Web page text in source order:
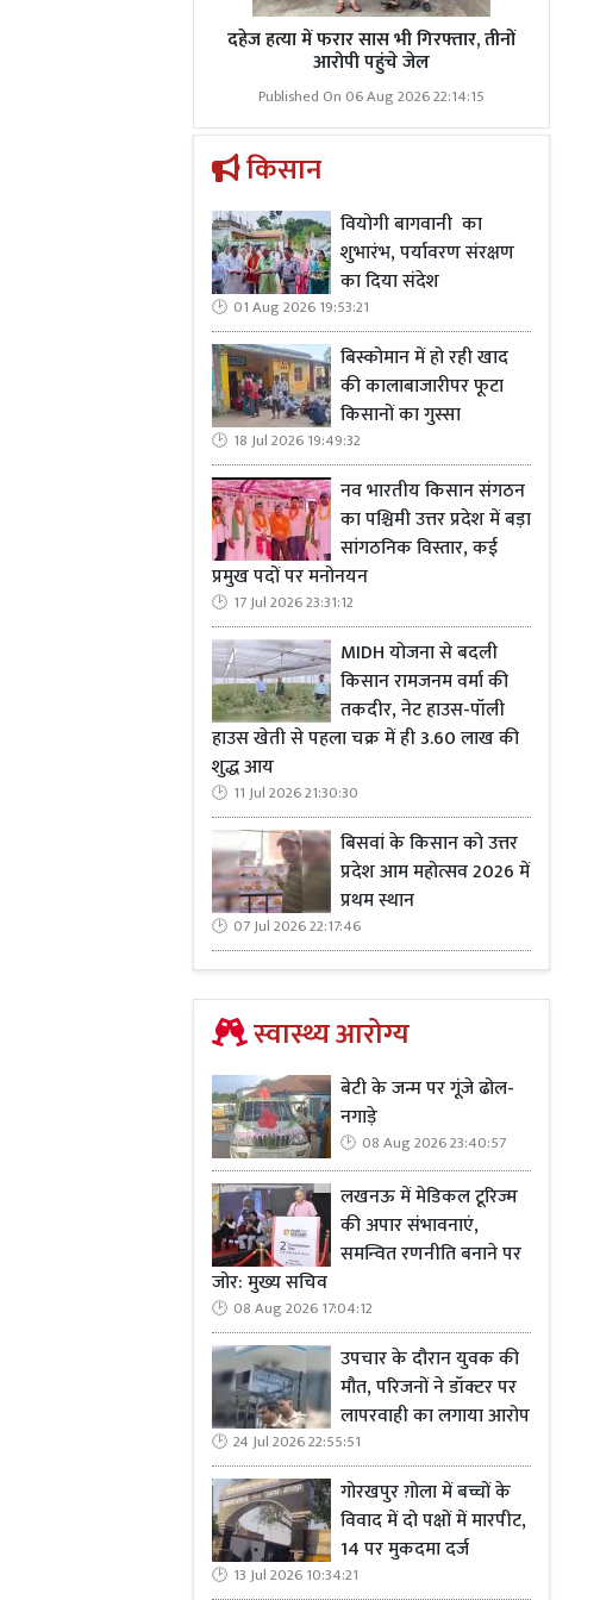
दहेज हत्या में फरार सास भी गिरफ्तार, तीनों
आरोपी पहुंचे जेल
Published On 06 Aug 2026 22:14:15
किसान
वियोगी बागवानी का
शुभारंभ, पर्यावरण संरक्षण
का दिया संदेश
01 Aug 2026 19:53:21
बिस्कोमान में हो रही खाद
की कालाबाजारीपर फूटा
किसानों का गुस्सा
18 Jul 2026 19:49:32
नव भारतीय किसान संगठन
का पश्चिमी उत्तर प्रदेश में बड़ा
सांगठनिक विस्तार, कई
प्रमुख पदों पर मनोनयन
17 Jul 2026 23:31:12
MIDH योजना से बदली
किसान रामजनम वर्मा की
तकदीर, नेट हाउस-पॉली
हाउस खेती से पहला चक्र में ही 3.60 लाख की
शुद्ध आय
11 Jul 2026 21:30:30
बिसवां के किसान को उत्तर
प्रदेश आम महोत्सव 2026 में
प्रथम स्थान
07 Jul 2026 22:17:46
स्वास्थ्य आरोग्य
बेटी के जन्म पर गूंजे ढोल-
नगाड़े
08 Aug 2026 23:40:57
लखनऊ में मेडिकल टूरिज्म
की अपार संभावनाएं,
समन्वित रणनीति बनाने पर
जोर: मुख्य सचिव
08 Aug 2026 17:04:12
उपचार के दौरान युवक की
मौत, परिजनों ने डॉक्टर पर
लापरवाही का लगाया आरोप
24 Jul 2026 22:55:51
गोरखपुर ग़ोला में बच्चों के
विवाद में दो पक्षों में मारपीट,
14 पर मुकदमा दर्ज
13 Jul 2026 10:34:21